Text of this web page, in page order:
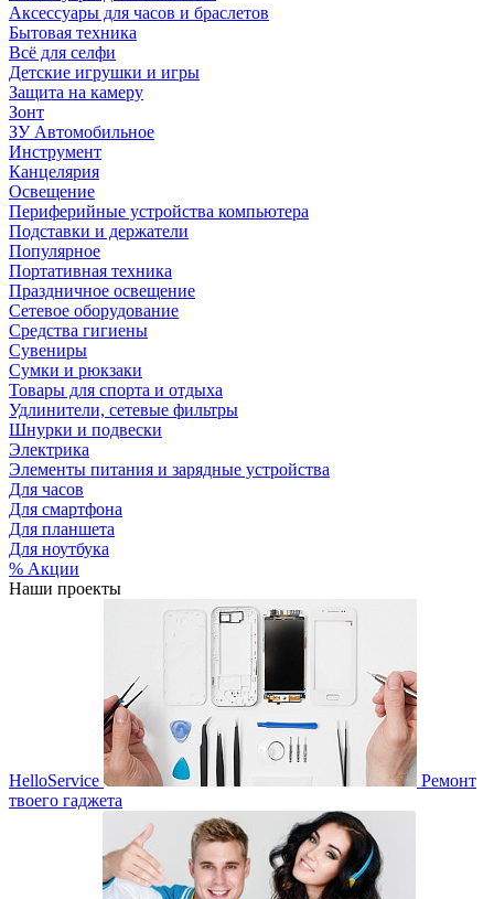
Аксессуары для часов и браслетов
Бытовая техника
Всё для селфи
Детские игрушки и игры
Защита на камеру
Зонт
ЗУ Автомобильное
Инструмент
Канцелярия
Освещение
Периферийные устройства компьютера
Подставки и держатели
Популярное
Портативная техника
Праздничное освещение
Сетевое оборудование
Средства гигиены
Сувениры
Сумки и рюкзаки
Товары для спорта и отдыха
Удлинители, сетевые фильтры
Шнурки и подвески
Электрика
Элементы питания и зарядные устройства
Для часов
Для смартфона
Для планшета
Для ноутбука
% Акции
Наши проекты
HelloService
Ремонт
твоего гаджета